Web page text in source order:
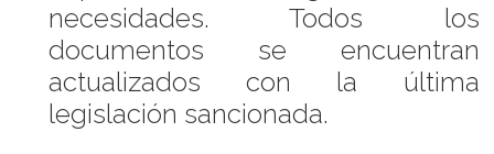
necesidades. Todos los
documentos se encuentran
actualizados con la última
legislación sancionada.